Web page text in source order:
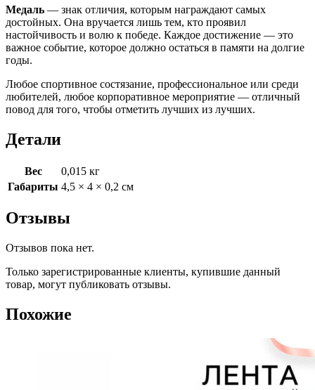
индивидуальной
гравировкой
Медаль — знак отличия, которым награждают самых
достойных. Она вручается лишь тем, кто проявил
настойчивость и волю к победе. Каждое достижение — это
важное событие, которое должно остаться в памяти на долгие
годы.
Любое спортивное состязание, профессиональное или среди
любителей, любое корпоративное мероприятие — отличный
повод для того, чтобы отметить лучших из лучших.
Детали
Вес
0,015 кг
Габариты 4,5 × 4 × 0,2 см
Отзывы
Отзывов пока нет.
Только зарегистрированные клиенты, купившие данный
товар, могут публиковать отзывы.
Похожие